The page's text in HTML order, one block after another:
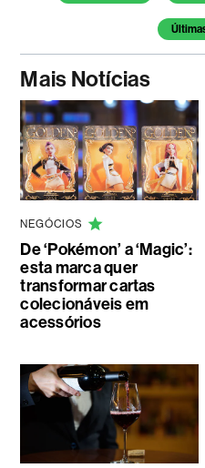
Mais Notícias
NEGÓCIOS
De ‘Pokémon’ a ‘Magic’:
esta marca quer
transformar cartas
colecionáveis em
acessórios